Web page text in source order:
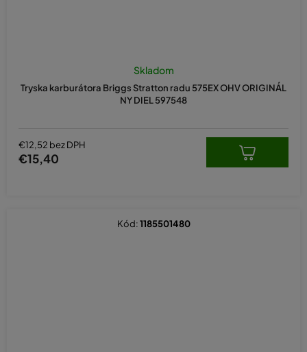
Tryska karburátora Briggs Stratton radu 575EX OHV ORIGINÁL
NY DIEL 597548
Skladom
€12,52 bez DPH
€15,40
Kód:1185501480